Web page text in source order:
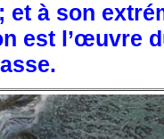
et à son
est l’œuvre